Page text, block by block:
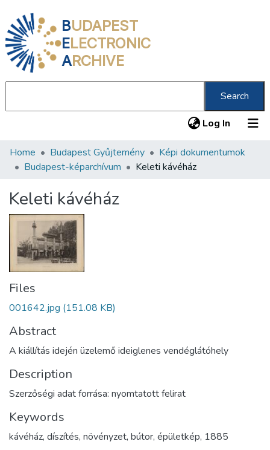
BUDAPEST
ELECTRONIC
ARCHIVE
Search
Log In (current)
Communities & Collections
Statistics
About us
Home Budapest Gyűjtemény
Képi dokumentumok
Budapest-képarchívum
Keleti kávéház
Keleti kávéház
Files
001642.jpg (151.08 KB)
Abstract
A kiállítás idején üzelemő ideiglenes vendéglátóhely
Description
Szerzőségi adat forrása: nyomtatott felirat
Keywords
kávéház, díszítés, növényzet, bútor, épületkép, 1885